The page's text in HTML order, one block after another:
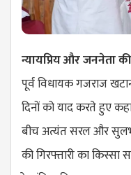
न्यायप्रिय और जननेता
पूर्व विधायक गजराज
दिनों को याद करते हुए
बीच अत्यंत सरल और सुलभ
की गिरफ्तारी का किस्सा